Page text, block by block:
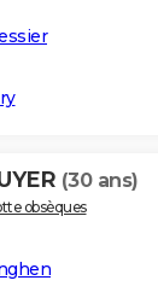
(30 ans)
obsèques